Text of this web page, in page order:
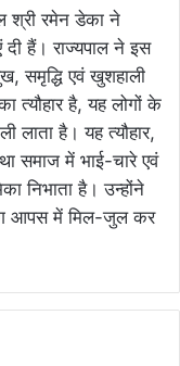
श्री रमेन डेका ने
दी हैं। राज्यपाल ने इस
समृद्धि एवं खुशहाली
त्यौहार है, यह लोगों के
है। यह त्यौहार,
समाज में भाई-चारे एवं
निभाता है। उन्होंने
आपस में मिल-जुल कर